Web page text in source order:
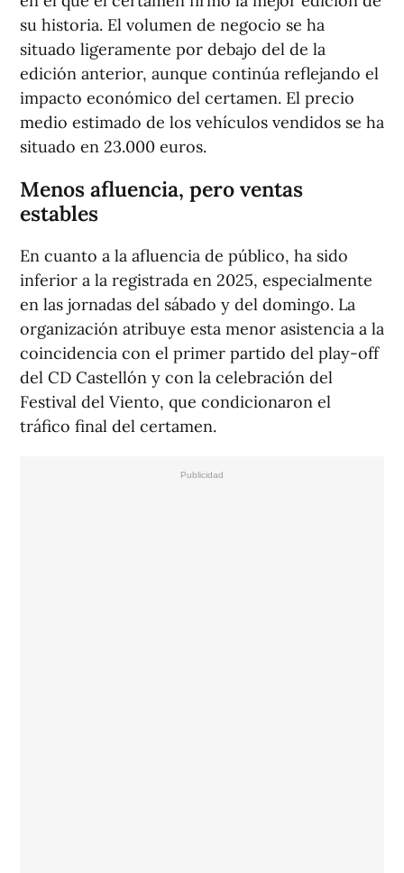
su historia. El volumen de negocio se ha
situado ligeramente por debajo del de la
edición anterior, aunque continúa reflejando el
impacto económico del certamen. El precio
medio estimado de los vehículos vendidos se ha
situado en 23.000 euros.
Menos afluencia, pero ventas
estables
En cuanto a la afluencia de público, ha sido
inferior a la registrada en 2025, especialmente
en las jornadas del sábado y del domingo. La
organización atribuye esta menor asistencia a la
coincidencia con el primer partido del play-off
del CD Castellón y con la celebración del
Festival del Viento, que condicionaron el
tráfico final del certamen.